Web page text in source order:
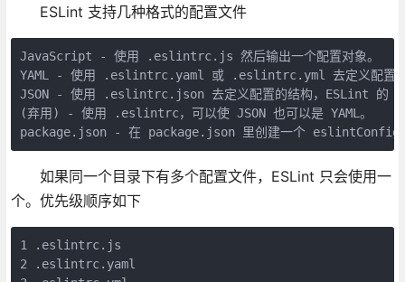
ESLint 支持几种格式的配置文件
JavaScript - 使用 .eslintrc.js 然后输出一个配置对象。
YAML - 使用 .eslintrc.yaml 或 .eslintrc.yml 去定义配置的
JSON - 使用 .eslintrc.json 去定义配置的结构，ESLint 的
(弃用) - 使用 .eslintrc，可以使 JSON 也可以是 YAML。
package.json - 在 package.json 里创建一个 eslintConfig属
如果同一个目录下有多个配置文件，ESLint 只会使用一
个。优先级顺序如下
1 .eslintrc.js
2 .eslintrc.yaml